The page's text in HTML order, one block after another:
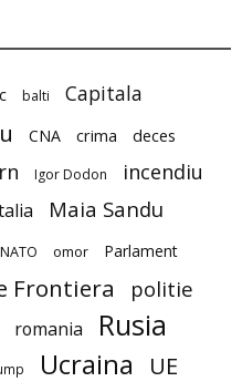
balti Capitala
CNA crima deces
Igor Dodon incendiu
Maia Sandu
NATO omor Parlament
Frontiera politie
romania Rusia
Ucraina UE